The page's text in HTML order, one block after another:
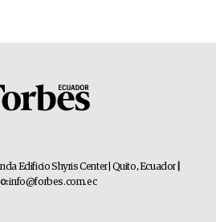
Edificio Shyris Center | Quito, Ecuador
info@forbes.com.ec